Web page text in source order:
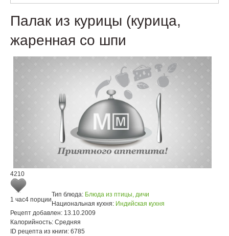
Палак из курицы (курица,
жаренная со шпи
4210
1 час4 порции
Тип блюда: Блюда из птицы, дичи
Национальная кухня: Индийская кухня
Рецепт добавлен: 13.10.2009
Калорийность: Средняя
ID рецепта из книги: 6785